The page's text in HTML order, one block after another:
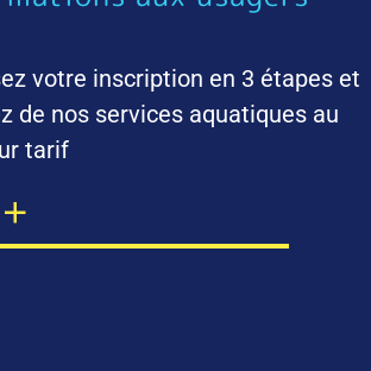
votre inscription en 3 étapes et
de nos services aquatiques au
tarif